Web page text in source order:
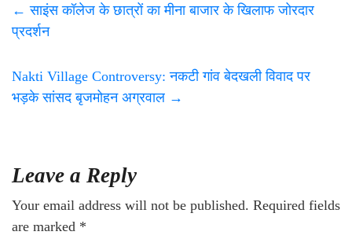
← साइंस कॉलेज के छात्रों का मीना बाजार के खिलाफ जोरदार
प्रदर्शन
Nakti Village Controversy: नकटी गांव बेदखली विवाद पर
भड़के सांसद बृजमोहन अग्रवाल →
Leave a Reply
Your email address will not be published. Required fields
are marked *